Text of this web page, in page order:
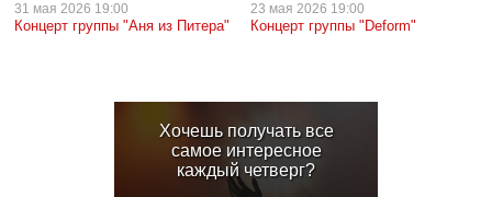
31 мая 2026 19:00
Концерт группы "Аня из Питера"
23 мая 2026 19:00
Концерт группы "Deform"
Хочешь получать все
самое интересное
каждый четверг?